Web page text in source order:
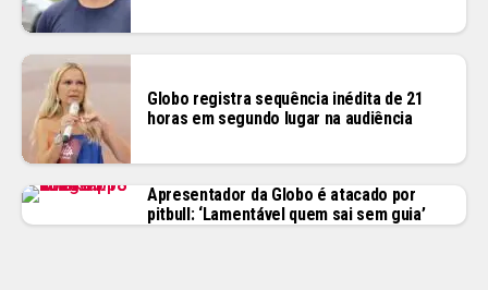
Globo registra sequência inédita de 21
horas em segundo lugar na audiência
Apresentador da Globo é atacado por
pitbull: ‘Lamentável quem sai sem guia’